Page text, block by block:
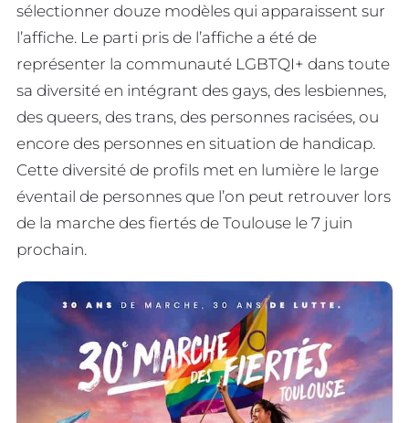
sélectionner douze modèles qui apparaissent sur
l’affiche. Le parti pris de l’affiche a été de
représenter la communauté LGBTQI+ dans toute
sa diversité en intégrant des gays, des lesbiennes,
des queers, des trans, des personnes racisées, ou
encore des personnes en situation de handicap.
Cette diversité de profils met en lumière le large
éventail de personnes que l’on peut retrouver lors
de la marche des fiertés de Toulouse le 7 juin
prochain.